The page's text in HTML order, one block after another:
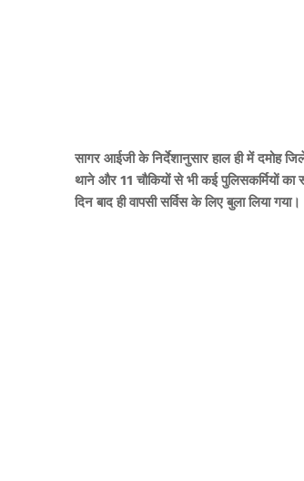
सागर आईजी के निर्देशानुसार हाल ही में दमोह
थाने और 11 चौकियों से भी कई पुलिसकर्मियों
दिन बाद ही वापसी सर्विस के लिए बुला लिया गया।